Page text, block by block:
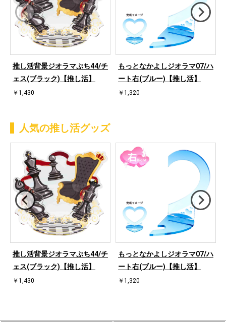
推し活背景ジオラマぷち44/チ
ェス(ブラック)【推し活】
￥1,430
もっとなかよしジオラマ07/ハ
ート右(ブルー)【推し活】
￥1,320
人気の推し活グッズ
推し活背景ジオラマぷち44/チ
ェス(ブラック)【推し活】
￥1,430
もっとなかよしジオラマ07/ハ
ート右(ブルー)【推し活】
￥1,320